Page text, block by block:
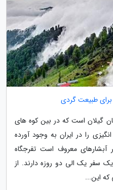
طبیعت گردی
گیلان است که در بین کوه های
را در ایران به وجود آورده
معروف است تفرجگاه
سفر یک الی دو روزه دارند. از
که این...